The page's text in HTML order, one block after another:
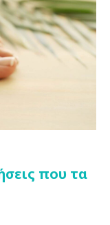
που τα